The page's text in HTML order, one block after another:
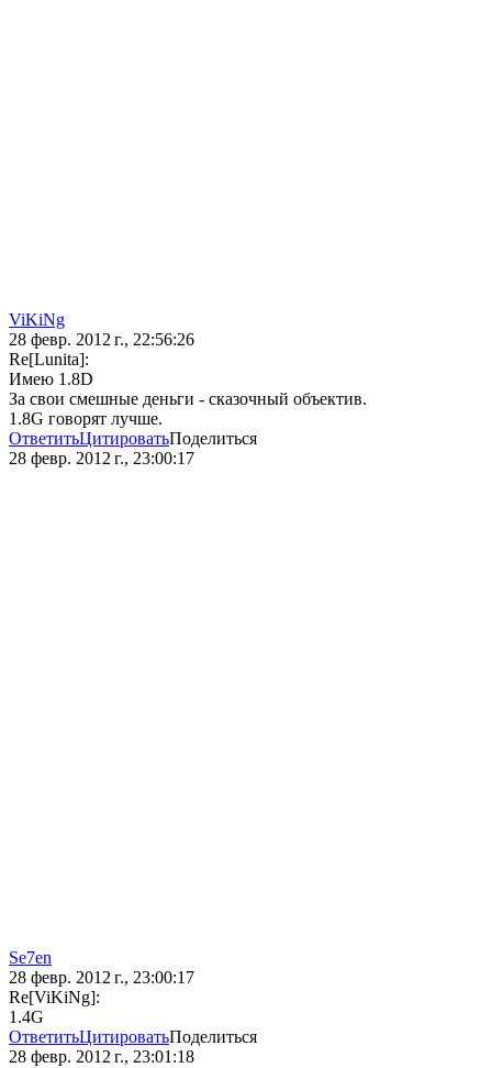
ViKiNg
28 февр. 2012 г., 22:56:26
Re[Lunita]:
Имею 1.8D
За свои смешные деньги - сказочный объектив.
1.8G говорят лучше.
ОтветитьЦитироватьПоделиться
28 февр. 2012 г., 23:00:17
Se7en
28 февр. 2012 г., 23:00:17
Re[ViKiNg]:
1.4G
ОтветитьЦитироватьПоделиться
28 февр. 2012 г., 23:01:18